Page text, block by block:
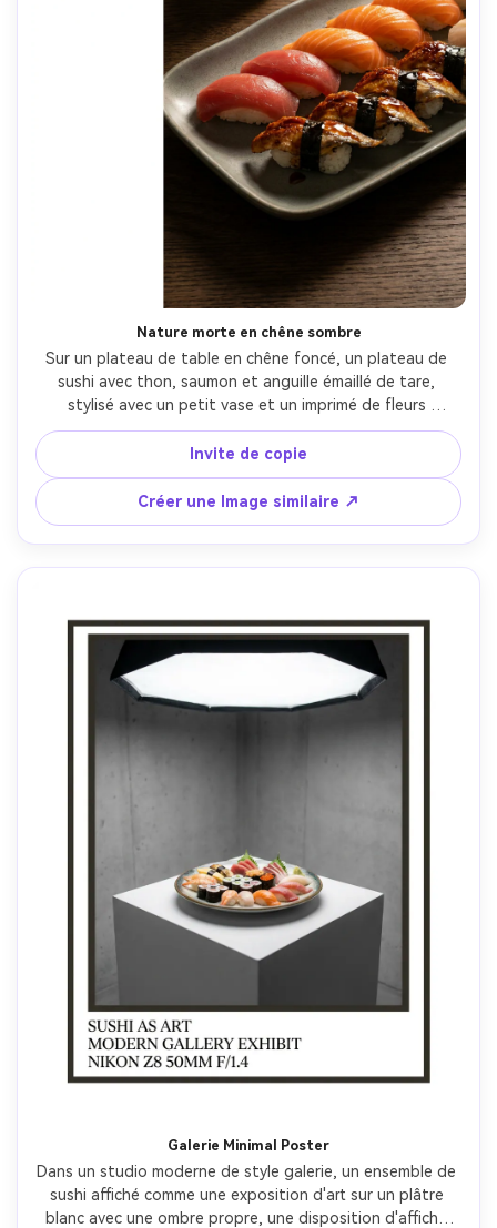
Nature morte en chêne sombre
Sur un plateau de table en chêne foncé, un plateau de
sushi avec thon, saumon et anguille émaillé de tare,
stylisé avec un petit vase et un imprimé de fleurs
aquarelles subtiles à côté, un espace négatif prêt pour
l'affiche pour le titre, un éclairage latéral chaud, Canon
EOS R5 85mm f/1.2, trois quarts d'angle, ambiance intime
pour le dîner, brillance photoréaliste de la nourriture,
ombres naturelles, haute résolution, mise au point nette-
AR 4:5
Invite de copie
Créer une Image similaire ↗
Galerie Minimal Poster
Dans un studio moderne de style galerie, un ensemble de
sushi affiché comme une exposition d'art sur un plâtre
blanc avec une ombre propre, une disposition d'affiche